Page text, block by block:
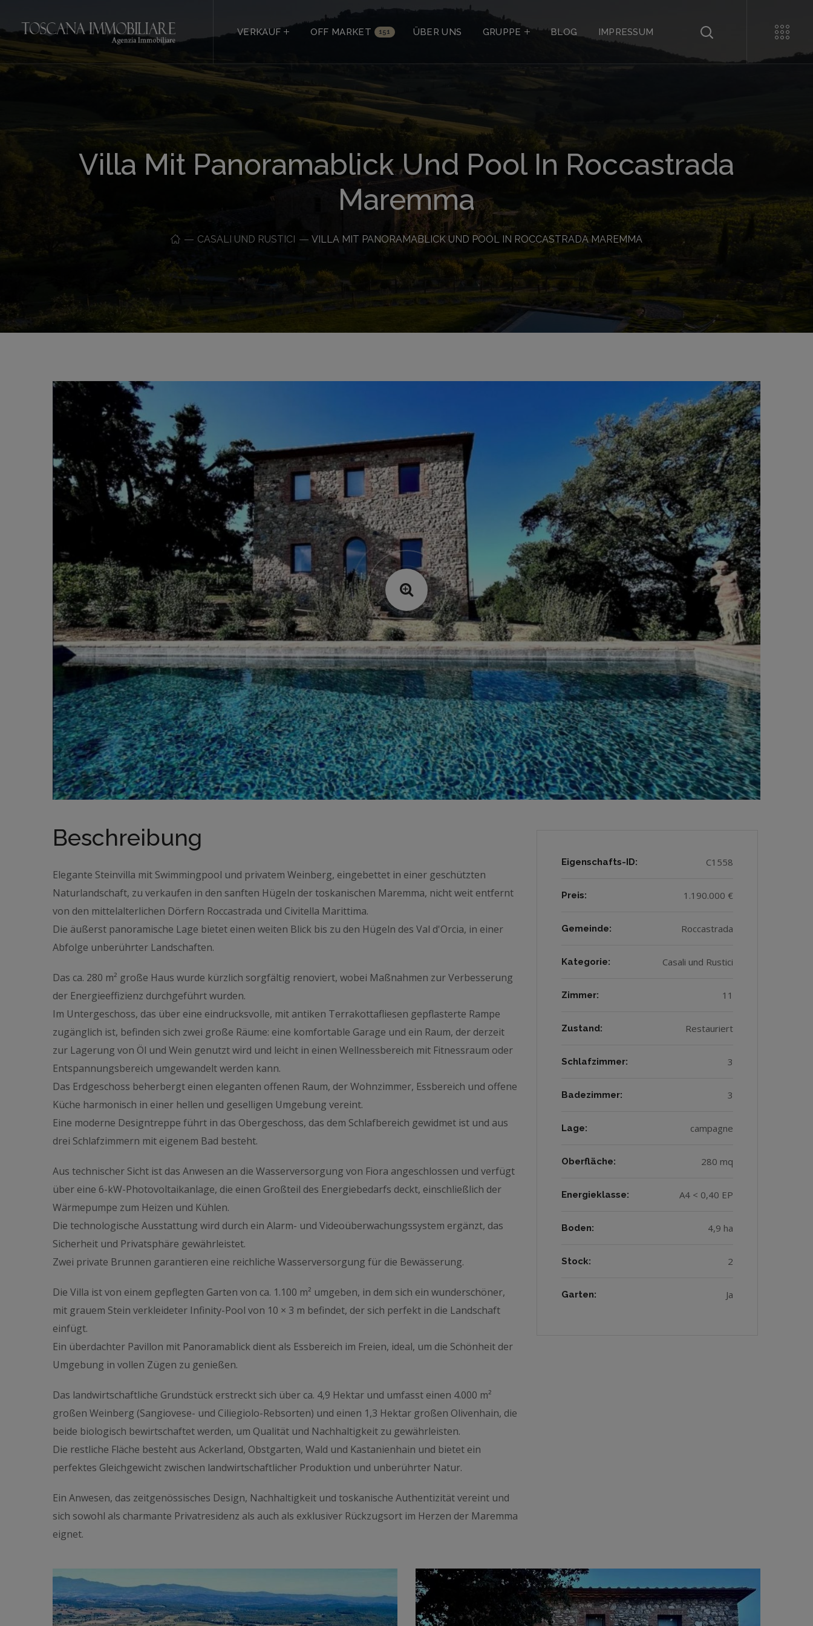
VERKAUF OFF MARKET 151 ÜBER UNS GRUPPE BLOG IMPRESSUM
Villa Mit Panoramablick Und Pool In Roccastrada
Maremma
CASALI UND RUSTICI VILLA MIT PANORAMABLICK UND POOL IN ROCCASTRADA MAREMMA
Beschreibung
Elegante Steinvilla mit Swimmingpool und privatem Weinberg, eingebettet in einer geschützten
Naturlandschaft, zu verkaufen in den sanften Hügeln der toskanischen Maremma, nicht weit entfernt
von den mittelalterlichen Dörfern Roccastrada und Civitella Marittima.
Die äußerst panoramische Lage bietet einen weiten Blick bis zu den Hügeln des Val d'Orcia, in einer
Abfolge unberührter Landschaften.
Das ca. 280 m² große Haus wurde kürzlich sorgfältig renoviert, wobei Maßnahmen zur Verbesserung
der Energieeffizienz durchgeführt wurden.
Im Untergeschoss, das über eine eindrucksvolle, mit antiken Terrakottafliesen gepflasterte Rampe
zugänglich ist, befinden sich zwei große Räume: eine komfortable Garage und ein Raum, der derzeit
zur Lagerung von Öl und Wein genutzt wird und leicht in einen Wellnessbereich mit Fitnessraum oder
Entspannungsbereich umgewandelt werden kann.
Das Erdgeschoss beherbergt einen eleganten offenen Raum, der Wohnzimmer, Essbereich und offene
Küche harmonisch in einer hellen und geselligen Umgebung vereint.
Eine moderne Designtreppe führt in das Obergeschoss, das dem Schlafbereich gewidmet ist und aus
drei Schlafzimmern mit eigenem Bad besteht.
Aus technischer Sicht ist das Anwesen an die Wasserversorgung von Fiora angeschlossen und verfügt
über eine 6-kW-Photovoltaikanlage, die einen Großteil des Energiebedarfs deckt, einschließlich der
Wärmepumpe zum Heizen und Kühlen.
Die technologische Ausstattung wird durch ein Alarm- und Videoüberwachungssystem ergänzt, das
Sicherheit und Privatsphäre gewährleistet.
Zwei private Brunnen garantieren eine reichliche Wasserversorgung für die Bewässerung.
Die Villa ist von einem gepflegten Garten von ca. 1.100 m² umgeben, in dem sich ein wunderschöner,
mit grauem Stein verkleideter Infinity-Pool von 10 × 3 m befindet, der sich perfekt in die Landschaft
einfügt.
Ein überdachter Pavillon mit Panoramablick dient als Essbereich im Freien, ideal, um die Schönheit der
Umgebung in vollen Zügen zu genießen.
Das landwirtschaftliche Grundstück erstreckt sich über ca. 4,9 Hektar und umfasst einen 4.000 m²
großen Weinberg (Sangiovese- und Ciliegiolo-Rebsorten) und einen 1,3 Hektar großen Olivenhain, die
beide biologisch bewirtschaftet werden, um Qualität und Nachhaltigkeit zu gewährleisten.
Die restliche Fläche besteht aus Ackerland, Obstgarten, Wald und Kastanienhain und bietet ein
perfektes Gleichgewicht zwischen landwirtschaftlicher Produktion und unberührter Natur.
Ein Anwesen, das zeitgenössisches Design, Nachhaltigkeit und toskanische Authentizität vereint und
sich sowohl als charmante Privatresidenz als auch als exklusiver Rückzugsort im Herzen der Maremma
eignet.
Eigenschafts-ID: C1558
Preis: 1.190.000 €
Gemeinde: Roccastrada
Kategorie: Casali und Rustici
Zimmer: 11
Zustand: Restauriert
Schlafzimmer: 3
Badezimmer: 3
Lage: campagne
Oberfläche: 280 mq
Energieklasse: A4 < 0,40 EP
Boden: 4,9 ha
Stock: 2
Garten: Ja